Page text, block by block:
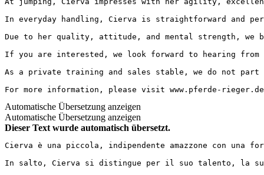
In everyday handling, Cierva is straightforward and
Due to her quality, attitude, and mental strength,
If you are interested, we look forward to hearing
As a private training and sales stable, we do not
For more information, please visit www.pferde-
Automatische Übersetzung anzeigen
Automatische Übersetzung anzeigen
Dieser Text wurde automatisch übersetzt.
Cierva è una piccola, indipendente amazzone con una
In salto, Cierva si distingue per il suo talento, la sua